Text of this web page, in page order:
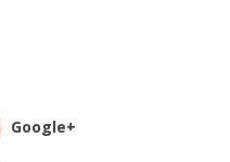
Google+